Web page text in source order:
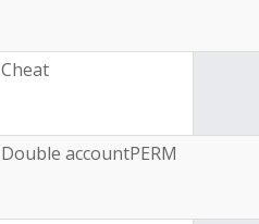
Cheat
Double accountPERM